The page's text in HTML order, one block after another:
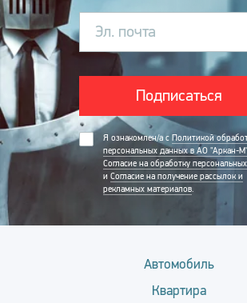
Эл. почта
Подписаться
Я ознакомлен/а с Политикой
персональных данных в АО "Аркан-М"
Согласие на обработку
и Согласие на получение рассылок и
рекламных материалов.
Автомобиль
Квартира